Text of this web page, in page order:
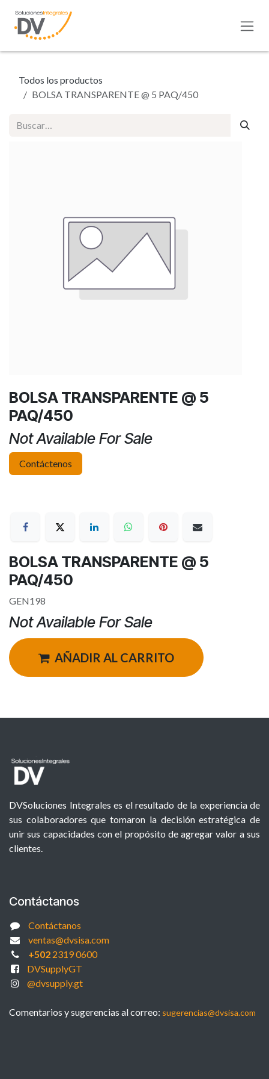
Todos los productos
BOLSA TRANSPARENTE @ 5 PAQ/450
BOLSA TRANSPARENTE @ 5
PAQ/450
Not Available For Sale
Contáctenos
BOLSA TRANSPARENTE @ 5
PAQ/450
GEN198
Not Available For Sale
AÑADIR AL CARRITO
DVSoluciones Integrales es el resultado de la experiencia de
sus colaboradores que tomaron la decisión estratégica de
unir sus capacidades con el propósito de agregar valor a sus
clientes.
Contáctanos
Contáctanos
ventas@dvsisa.com
+5022319 0600
DVSupplyGT
@dvsupply.gt
Comentarios y sugerencias al correo: sugerencias@dvsisa.com